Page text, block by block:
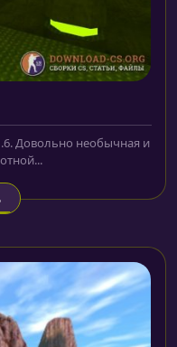
Довольно необычная и